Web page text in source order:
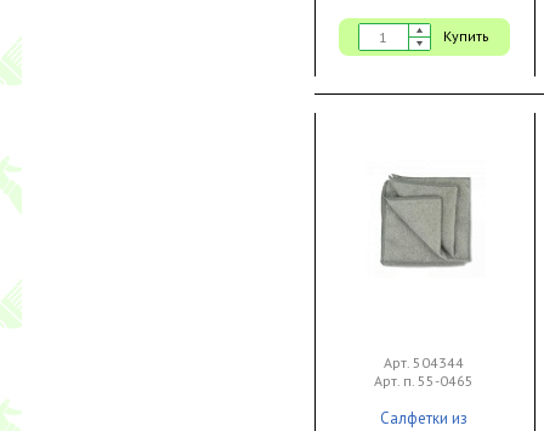
Купить
Арт. 504344
Арт. п. 55-0465
Салфетки из